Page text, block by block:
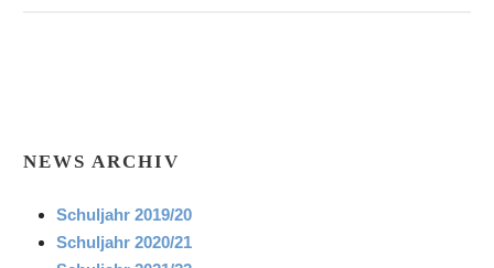
NEWS ARCHIV
Schuljahr 2019/20
Schuljahr 2020/21